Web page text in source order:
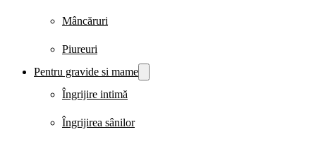
Mâncăruri
Piureuri
Pentru gravide si mame
Îngrijire intimă
Îngrijirea sânilor